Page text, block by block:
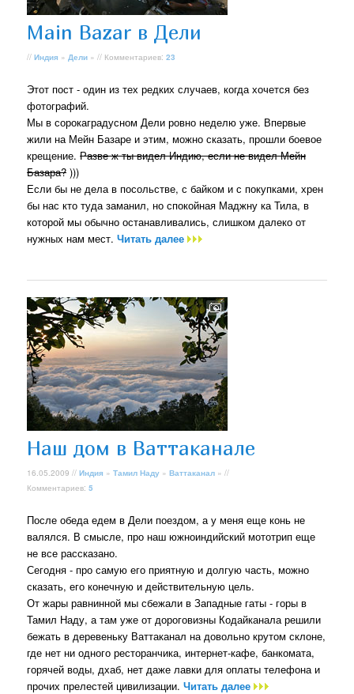
Main Bazar в Дели
//Индия » Дели » // Комментариев:23
Этот пост - один из тех редких случаев, когда хочется без
фотографий.
Мы в сорокаградусном Дели ровно неделю уже. Впервые
жили на Мейн Базаре и этим, можно сказать, прошли боевое
крещение.Разве ж ты видел Индию, если не видел Мейн
Базара? )))
Если бы не дела в посольстве, с байком и с покупками, хрен
бы нас кто туда заманил, но спокойная Маджну ка Тила, в
которой мы обычно останавливались, слишком далеко от
нужных нам мест.Читать далее
Наш дом в Ваттаканале
16.05.2009 //Индия »Тамил Наду »Ваттаканал » //
Комментариев:5
После обеда едем в Дели поездом, а у меня еще конь не
валялся. В смысле, про наш южноиндийский мототрип еще
не все рассказано.
Сегодня - про самую его приятную и долгую часть, можно
сказать, его конечную и действительную цель.
От жары равнинной мы сбежали в Западные гаты - горы в
Тамил Наду, а там уже от дороговизны Кодайканала решили
бежать в деревеньку Ваттаканал на довольно крутом склоне,
где нет ни одного ресторанчика, интернет-кафе, банкомата,
горячей воды, дхаб, нет даже лавки для оплаты телефона и
прочих прелестей цивилизации.Читать далее